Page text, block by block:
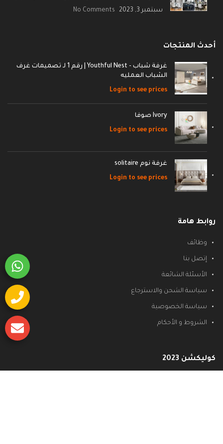
سبتمبر 3, 2023 No Comments
أحدث المنتجات
غرفة شباب - Youthful Nest | رقم 1 لـ تصميمات غرف
الشباب العمليه
Login to see prices
Ivory صوفا
Login to see prices
غرفة نوم solitaire
Login to see prices
روابط هامة
وظائف
إتصل بنا
الأسئلة الشائعة
سياسة الشحن والاسترجاع
سياسة الخصوصية
الشروط و الأحكام
كوليكشن 2023